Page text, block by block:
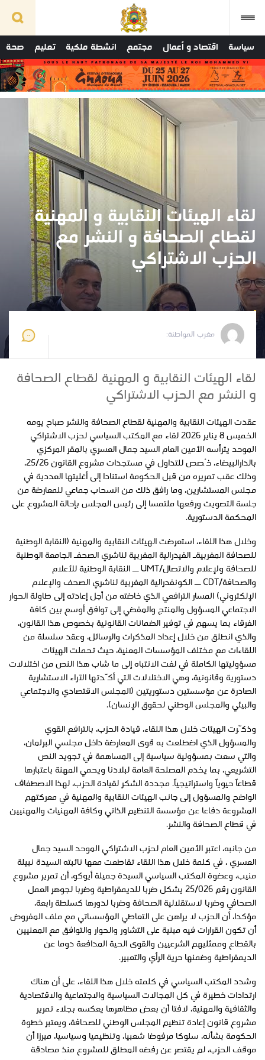
سياسة اقتصاد و أعمال مجتمع انشطة ملكية تعليم صحة
لقاء الهيئات النقابية و المهنية
لقطاع الصحافة و النشر مع
الحزب الاشتراكي
مغرب المواطنة:
لقاء الهيئات النقابية و المهنية لقطاع الصحافة
و النشر مع الحزب الاشتراكي
عقدت الهيئات النقابية والمهنية لقطاع الصحافة والنشر صباح يومه
الخميس 8 يناير 2026 لقاء مع المكتب السياسي لحزب الاشتراكي
الموحد يترأسه الأمين العام السيد جمال العسري بالمقر المركزي
بالدارالبيضاء، خُصص للتداول في مستجدات مشروع القانون 25/26،
وذلك عقب تمريره من قبل الحكومة استنادا إلى أغليتها العددية في
مجلس المستشارين، وما رافق ذلك من انسحاب جماعي للمعارضة من
جلسة التصويت ورفعها ملتمسا إلى رئيس المجلس بإحالة المشروع على
المحكمة الدستورية.
وخلال هذا اللقاء، استعرضت الهيئات النقابية والمهنية (النقابة الوطنية
للصحافة المغربيةـ الفيدرالية المغربية لناشري الصحفـ الجامعة الوطنية
للصحافة ولإعلام والاتصال/UMT ــ النقابة الوطنية للأعلام
والصحافة/CDT ــ الكونفدرالية المغربية لناشري الصحف والإعلام
الإلكتروني) المسار الترافعي الذي خاضته من أجل إعادته إلى طاولة الحوار
الاجتماعي المسؤول والمنتج والمفضي إلى توافق أوسع بين كافة
الفرقاء بما يسهم في توفير الضمانات القانونية بخصوص هذا القانون،
والذي انطلق من خلال إعداد المذكرات والرسائل، وعقد سلسلة من
اللقاءات مع مختلف المؤسسات المعنية، حيث تحملت الهيئات
مسؤوليتها الكاملة في لفت الانتباه إلى ما شاب هذا النص من اختلالات
دستورية وقانونية، وهي الاختلالات التي أكّدتها الآراء الاستشارية
الصادرة عن مؤسستين دستوريتين (المجلس الاقتصادي والاجتماعي
والبيئي والمجلس الوطني لحقوق الإنسان).
وذكّرت الهيئات خلال هذا اللقاء، قيادة الحزب، بالترافع القوي
والمسؤول الذي اضطلعت به قوى المعارضة داخل مجلسي البرلمان،
والتي سعت بمسؤولية سياسية إلى المساهمة في تجويد النص
التشريعي، بما يخدم المصلحة العامة لبلادنا ويحمي المهنة باعتبارها
قطاعاً حيوياً واستراتيجياً. مجددة الشكر لقيادة الحزب، لهذا الاصطفاف
الواضح والمسؤول إلى جانب الهيئات النقابية والمهنية في معركتهم
المشروعة دفاعا عن مؤسسة التنظيم الذاتي وكافة المهنيات والمهنيين
في قطاع الصحافة والنشر.
من جانبه، اعتبر الأمين العام لحزب الاشتراكي الموحد السيد جمال
العسري ، في كلمة خلال هذا اللقاء تقاطعت معها نائبته السيدة نبيلة
منيب، وعضوة المكتب السياسي السيدة جميلة أيوكو، أن تمرير مشروع
القانون رقم 25/026 يشكل ضربا للديمقراطية وضربا لجوهر العمل
الصحافي وضربا لاستقلالية الصحافة وضربا لدورها كسلطة رابعة،
مؤكدا، أن الحزب لا يراهن على التعاطي المؤسساتي مع ملف المفروض
أن تكون القرارات فيه مبنية على التشاور والحوار والتوافق مع المعنيين
بالقطاع وممثليهم الشرعيين والقوى الحية المدافعة دوما عن
الديمقراطية وضمنها حرية الرأي والتعبير.
وشدد المكتب السياسي في كلمته خلال هذا اللقاء، على أن هناك
ارتدادات خطيرة في كل المجالات السياسية والاجتماعية والاقتصادية
والثقافية والمهنية، لافتا أن بعض مظاهرها يعكسه بجلاء تمرير
مشروع قانون إعادة تنظيم المجلس الوطني للصحافة، ويعتبر خطوة
الحكومة بشأنه، سلوكا مرفوضا شعبيا، وتنظيميا وسياسيا، مبرزا أن
موقف الحزب، لم يقتصر عن رفضه المطلق للمشروع منذ مصادقة